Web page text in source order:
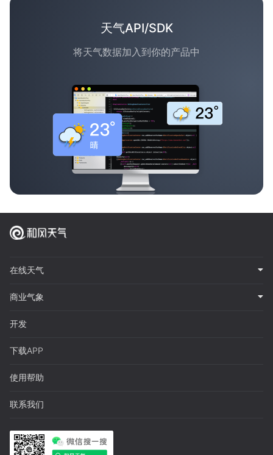
天气API/SDK
将天气数据加入到你的产品中
在线天气
商业气象
开发
下载APP
使用帮助
联系我们